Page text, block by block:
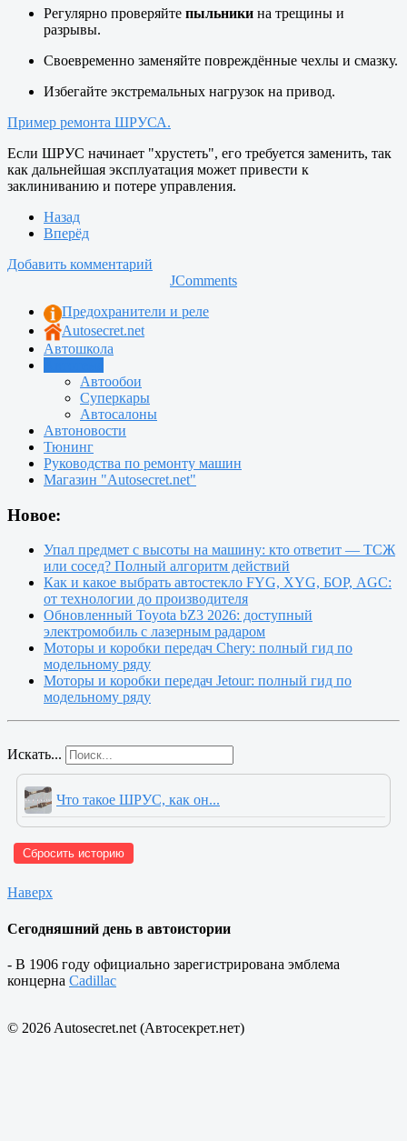
Регулярно проверяйте пыльники на трещины и
разрывы.
Своевременно заменяйте повреждённые чехлы и смазку.
Избегайте экстремальных нагрузок на привод.
Пример ремонта ШРУСА.
Если ШРУС начинает "хрустеть", его требуется заменить, так
как дальнейшая эксплуатация может привести к
заклиниванию и потере управления.
Назад
Вперёд
Добавить комментарий
JComments
Предохранители и реле
Autosecret.net
Автошкола
Автообои
Суперкары
Автосалоны
Автоновости
Тюнинг
Руководства по ремонту машин
Магазин "Autosecret.net"
Новое:
Упал предмет с высоты на машину: кто ответит — ТСЖ
или сосед? Полный алгоритм действий
Как и какое выбрать автостекло FYG, XYG, БОР, AGC:
от технологии до производителя
Обновленный Toyota bZ3 2026: доступный
электромобиль с лазерным радаром
Моторы и коробки передач Chery: полный гид по
модельному ряду
Моторы и коробки передач Jetour: полный гид по
модельному ряду
Искать...
Что такое ШРУС, как он...
Сбросить историю
Наверх
Сегодняшний день в автоистории
- В 1906 году официально зарегистрирована эмблема
концерна Cadillac
© 2026 Autosecret.net (Автосекрет.нет)